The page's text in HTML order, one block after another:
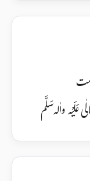
واٰلہ سَلَّم